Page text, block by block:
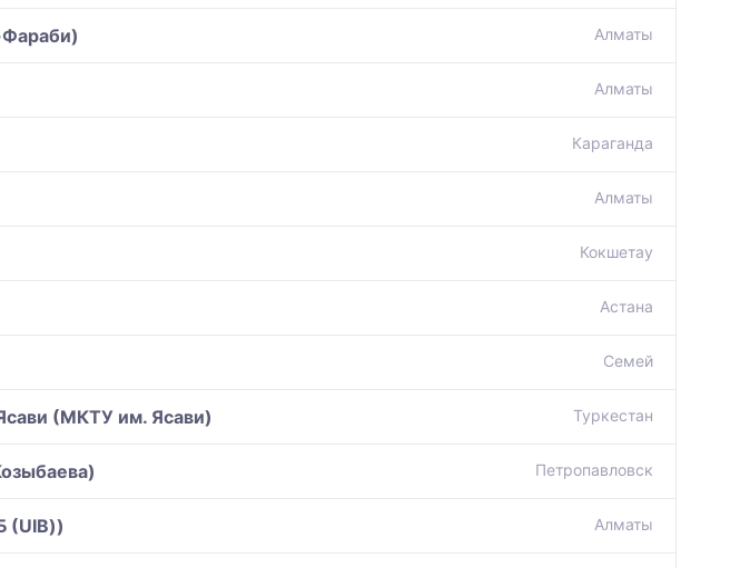
Алматы
Алматы
Караганда
Алматы
Кокшетау
Астана
Семей
(МКТУ им. Ясави) Туркестан
Петропавловск
(UIB)) Алматы